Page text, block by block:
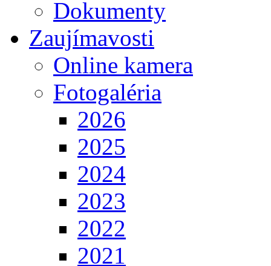
Dokumenty
Zaujímavosti
Online kamera
Fotogaléria
2026
2025
2024
2023
2022
2021